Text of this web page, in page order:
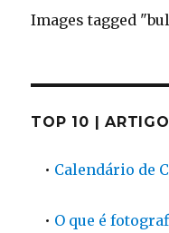
Images tagged
TOP 10 |
• Calendário de
• O que é